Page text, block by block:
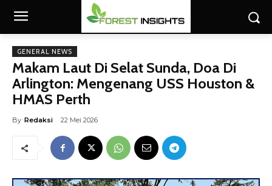
GENERAL NEWS
Makam Laut Di Selat Sunda, Doa Di
Arlington: Mengenang USS Houston &
HMAS Perth
By Redaksi 22 Mei 2026